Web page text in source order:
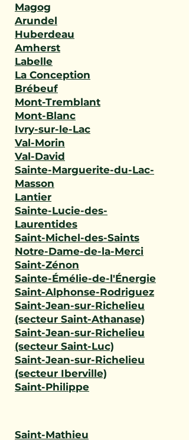
Magog
Arundel
Huberdeau
Amherst
Labelle
La Conception
Brébeuf
Mont-Tremblant
Mont-Blanc
Ivry-sur-le-Lac
Val-Morin
Val-David
Sainte-Marguerite-du-Lac-
Masson
Lantier
Sainte-Lucie-des-
Laurentides
Saint-Michel-des-Saints
Notre-Dame-de-la-Merci
Saint-Zénon
Sainte-Émélie-de-l'Énergie
Saint-Alphonse-Rodriguez
Saint-Jean-sur-Richelieu
(secteur Saint-Athanase)
Saint-Jean-sur-Richelieu
(secteur Saint-Luc)
Saint-Jean-sur-Richelieu
(secteur Iberville)
Saint-Philippe
Saint-Mathieu